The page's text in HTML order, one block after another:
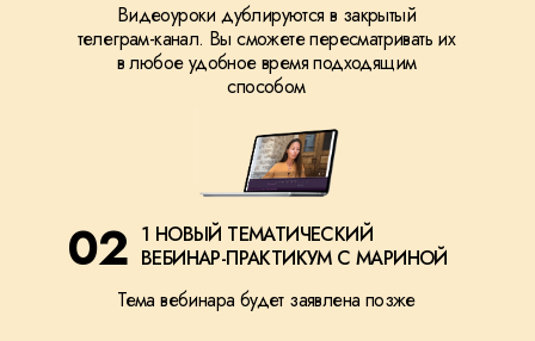
Видеоуроки дублируются в закрытый
телеграм-канал. Вы сможете пересматривать их
в любое удобное время подходящим
способом
Тема вебинара будет заявлена позже
1 НОВЫЙ ТЕМАТИЧЕСКИЙ
ВЕБИНАР-ПРАКТИКУМ С МАРИНОЙ
02